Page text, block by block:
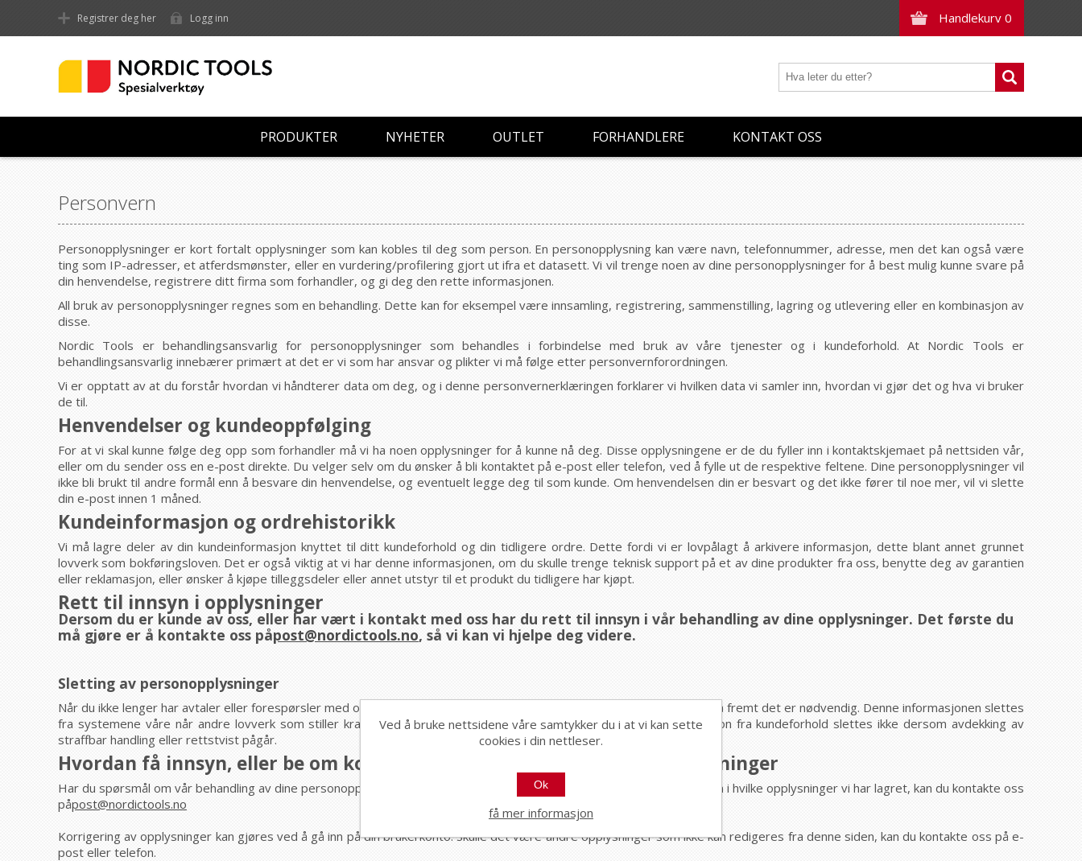
Handlekurv 0
Registrer deg her Logg inn
PRODUKTER NYHETER OUTLET FORHANDLERE KONTAKT OSS
Personvern
Personopplysninger er kort fortalt opplysninger som kan kobles til deg som person. En personopplysning kan være navn, telefonnummer, adresse, men det kan også være
ting som IP-adresser, et atferdsmønster, eller en vurdering/profilering gjort ut ifra et datasett. Vi vil trenge noen av dine personopplysninger for å best mulig kunne svare på
din henvendelse, registrere ditt firma som forhandler, og gi deg den rette informasjonen.
All bruk av personopplysninger regnes som en behandling. Dette kan for eksempel være innsamling, registrering, sammenstilling, lagring og utlevering eller en kombinasjon av
disse.
Nordic Tools er behandlingsansvarlig for personopplysninger som behandles i forbindelse med bruk av våre tjenester og i kundeforhold. At Nordic Tools er
behandlingsansvarlig innebærer primært at det er vi som har ansvar og plikter vi må følge etter personvernforordningen.
Vi er opptatt av at du forstår hvordan vi håndterer data om deg, og i denne personvernerklæringen forklarer vi hvilken data vi samler inn, hvordan vi gjør det og hva vi bruker
de til.
Henvendelser og kundeoppfølging
For at vi skal kunne følge deg opp som forhandler må vi ha noen opplysninger for å kunne nå deg. Disse opplysningene er de du fyller inn i kontaktskjemaet på nettsiden vår,
eller om du sender oss en e-post direkte. Du velger selv om du ønsker å bli kontaktet på e-post eller telefon, ved å fylle ut de respektive feltene. Dine personopplysninger vil
ikke bli brukt til andre formål enn å besvare din henvendelse, og eventuelt legge deg til som kunde. Om henvendelsen din er besvart og det ikke fører til noe mer, vil vi slette
din e-post innen 1 måned.
Kundeinformasjon og ordrehistorikk
Vi må lagre deler av din kundeinformasjon knyttet til ditt kundeforhold og din tidligere ordre. Dette fordi vi er lovpålagt å arkivere informasjon, dette blant annet grunnet
lovverk som bokføringsloven. Det er også viktig at vi har denne informasjonen, om du skulle trenge teknisk support på et av dine produkter fra oss, benytte deg av garantien
eller reklamasjon, eller ønsker å kjøpe tilleggsdeler eller annet utstyr til et produkt du tidligere har kjøpt.
Rett til innsyn i opplysninger
Dersom du er kunde av oss, eller har vært i kontakt med oss har du rett til innsyn i vår behandling av dine opplysninger. Det første du
må gjøre er å kontakte oss påpost@nordictools.no, så vi kan vi hjelpe deg videre.
Sletting av personopplysninger
Når du ikke lenger har avtaler eller forespørsler med oss vil vi fortsatt ta vare på enkelte av dine personopplysninger så fremt det er nødvendig. Denne informasjonen slettes
fra systemene våre når andre lovverk som stiller krav om lagring og/eller arkivering opphører etter 5 år. Informasjon fra kundeforhold slettes ikke dersom avdekking av
straffbar handling eller rettstvist pågår.
Hvordan få innsyn, eller be om korrigering eller sletting av kundeopplysninger
Har du spørsmål om vår behandling av dine personopplysninger, eller denne personvernerklæringen, eller ønsker innsyn i hvilke opplysninger vi har lagret, kan du kontakte oss
påpost@nordictools.no
Korrigering av opplysninger kan gjøres ved å gå inn på din brukerkonto. Skulle det være andre opplysninger som ikke kan redigeres fra denne siden, kan du kontakte oss på e-
post eller telefon.
Ved å bruke nettsidene våre samtykker du i at vi kan sette
cookies i din nettleser.
Ok
få mer informasjon